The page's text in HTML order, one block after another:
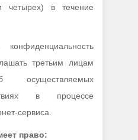
четырех) в течение
третьим лицам
в процессе
сервиса.
право: